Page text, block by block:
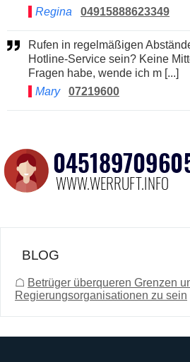
Regina
04915888623349
Rufen in regelmäßigen Abständen an. Könnte 1 & 1
Hotline-Service sein? Keine
Fragen habe, wende ich m [...]
Mary
07219600
BLOG
☖ Betrüger überqueren Grenzen
Regierungsorganisationen zu sein